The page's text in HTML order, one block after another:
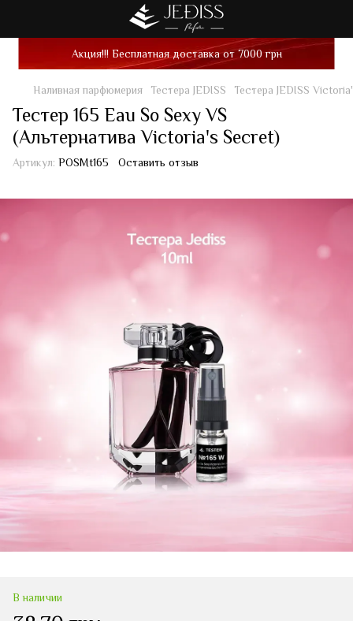
Акция!!! Бесплатная доставка от 7000 грн
Наливная парфюмерия Тестера JEDISS Тестера JEDISS
Тестер 165 Eau So Sexy VS
(Альтернатива Victoria's Secret)
Артикул: POSMt165 Оставить отзыв
В наличии